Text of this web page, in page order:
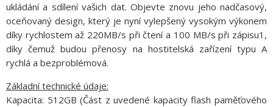
ukládání a sdílení vašich dat. Objevte znovu jeho nadčasový,
oceňovaný design, který je nyní vylepšený vysokým výkonem
díky rychlostem až 220MB/s při čtení a 100 MB/s při zápisu1,
díky čemuž budou přenosy na hostitelská zařízení typu A
rychlá a bezproblémová.
Základní technické údaje:
Kapacita: 512GB (Část z uvedené kapacity flash paměťového